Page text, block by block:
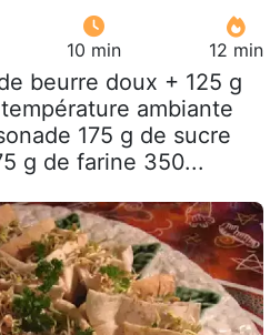
10 min 12 min
beurre doux + 125 g
ambiante
175 g de sucre
g de farine 350...